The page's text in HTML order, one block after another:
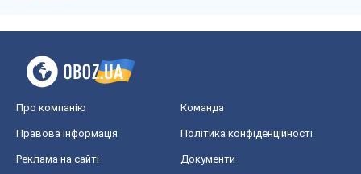
Про компанію Команда
Правова інформація Політика конфіденційності
Реклама на сайті Документи